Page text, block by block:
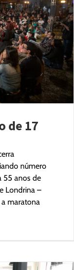
de 17
número
55 anos de
Londrina –
maratona